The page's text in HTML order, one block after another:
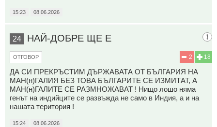
15:23 08.06.2026
24 НАЙ-ДОБРЕ ЩЕ Е
18
2
ОТГОВОР
ДА СИ ПРЕКРЪСТИМ ДЪРЖАВАТА ОТ БЪЛГАРИЯ НА
МАН(н)ГАЛИЯ БЕЗ ТОВА БЪЛГАРИТЕ СЕ ИЗМИТАТ, А
МАН(н)ГАЛИТЕ СЕ РАЗМНОЖАВАТ ! Нищо лошо няма
генът на индийците се развъжда не само в Индия, а и на
нашата територия !
15:24 08.06.2026